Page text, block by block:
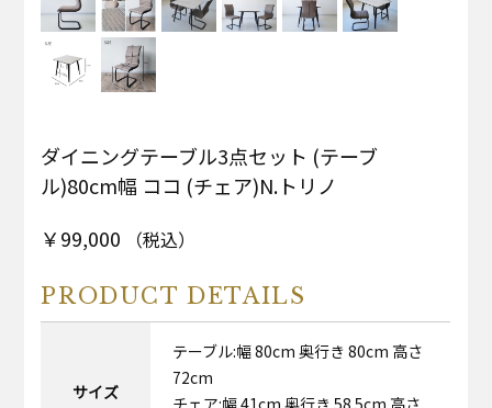
ダイニングテーブル3点セット (テーブ
ル)80cm幅 ココ (チェア)N.トリノ
￥99,000
（税込）
PRODUCT DETAILS
サイズ
テーブル:幅 80cm 奥行き 80cm 高さ
72cm
チェア:幅 41cm 奥行き 58.5cm 高さ